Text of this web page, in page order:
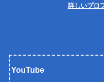
詳しいプロ
YouTube